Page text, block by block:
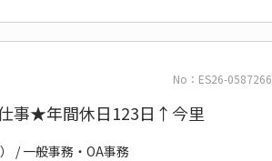
No：ES26-0587266
事★年間休日123日↑今里
/ 一般事務・OA事務